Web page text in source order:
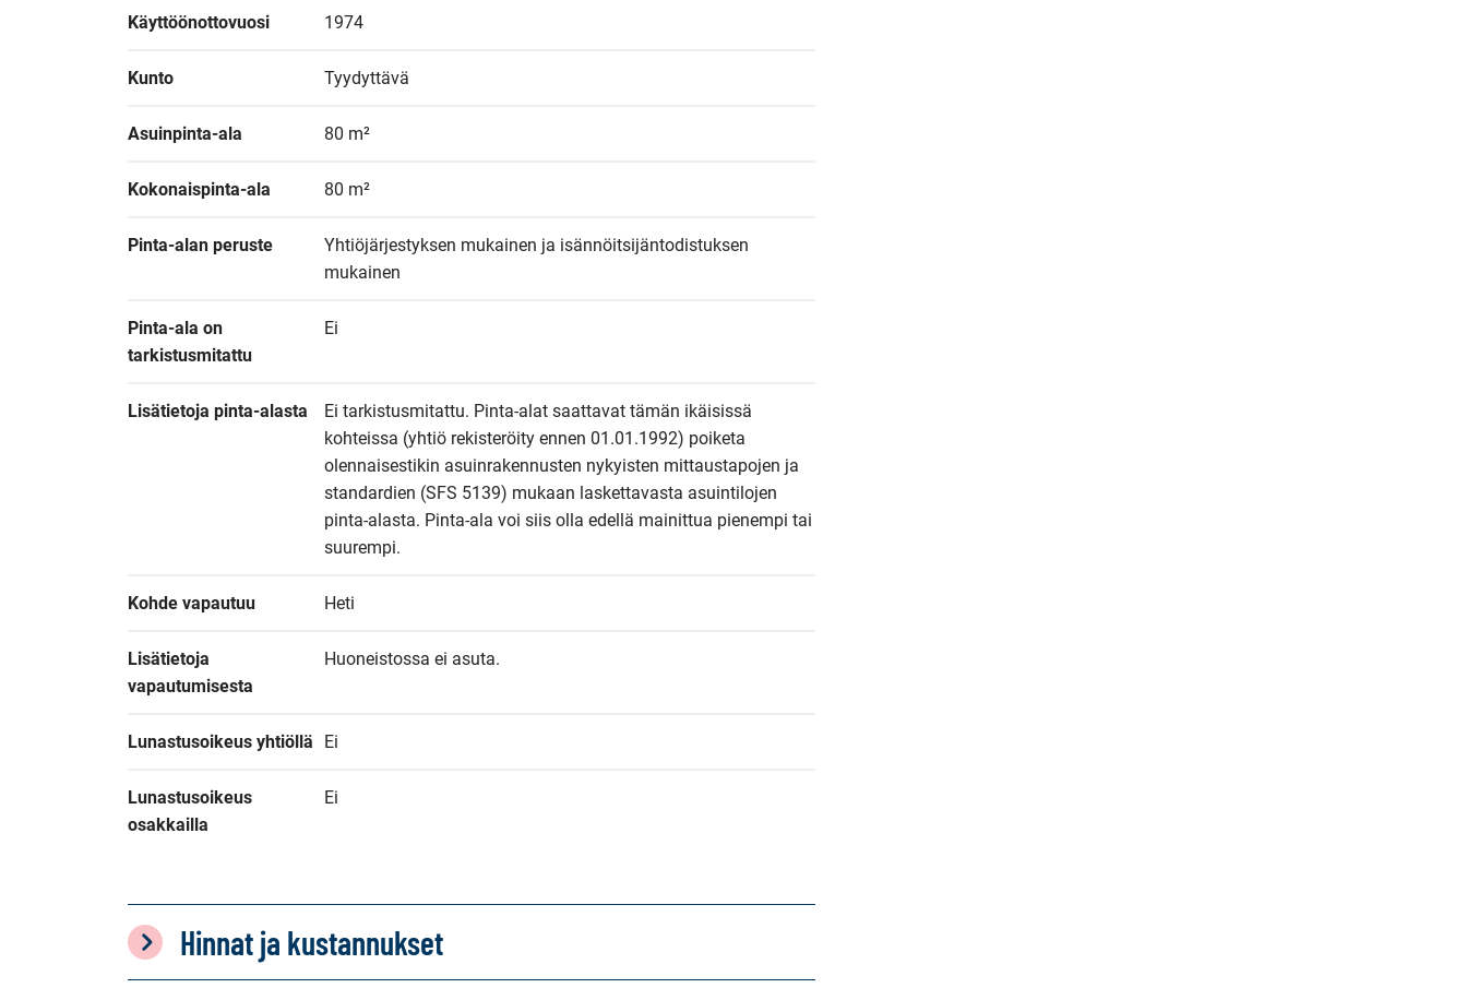
Käyttöönottovuosi 1974
Kunto Tyydyttävä
Asuinpinta-ala 80 m²
Kokonaispinta-ala 80 m²
Pinta-alan peruste
Yhtiöjärjestyksen mukainen ja isännöitsijäntodistuksen
mukainen
Pinta-ala on
tarkistusmitattu
Ei
Lisätietoja pinta-alasta
Ei tarkistusmitattu. Pinta-alat saattavat tämän ikäisissä
kohteissa (yhtiö rekisteröity ennen 01.01.1992) poiketa
olennaisestikin asuinrakennusten nykyisten mittaustapojen ja
standardien (SFS 5139) mukaan laskettavasta asuintilojen
pinta-alasta. Pinta-ala voi siis olla edellä mainittua pienempi tai
suurempi.
Kohde vapautuu Heti
Lisätietoja
vapautumisesta
Huoneistossa ei asuta.
Lunastusoikeus yhtiöllä Ei
Lunastusoikeus
osakkailla
Ei
Hinnat ja kustannukset